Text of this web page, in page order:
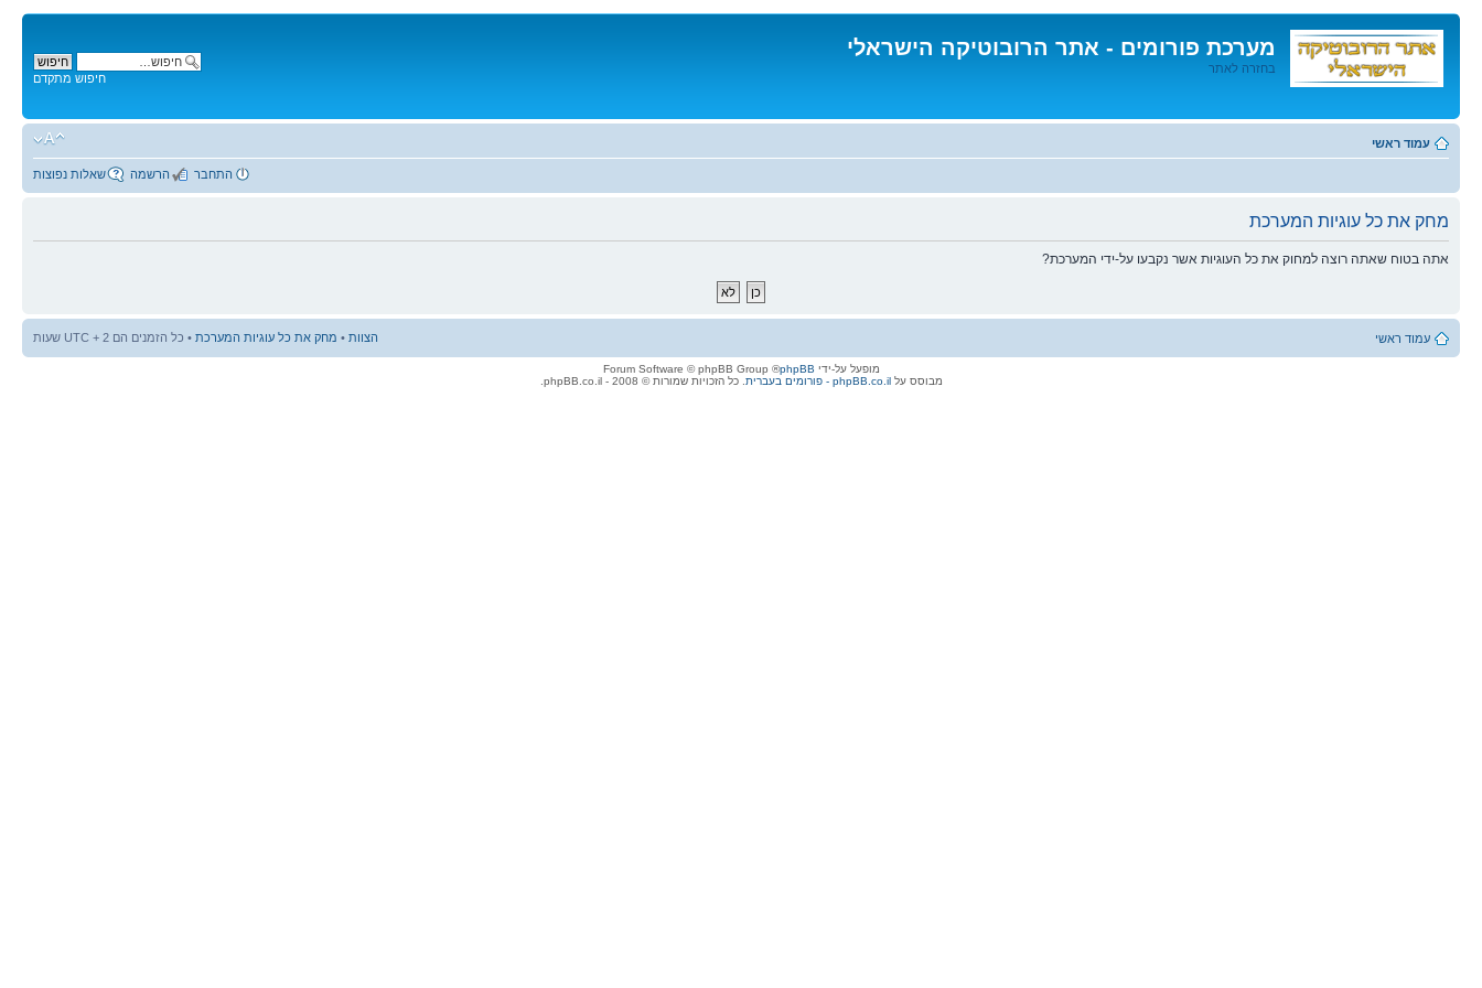
מערכת פורומים - אתר הרובוטיקה הישראלי
בחזרה לאתר
לתוכן
חיפוש מתקדם
עמוד ראשי
שאלות נפוצות הרשמה התחבר
מחק את כל עוגיות המערכת
אתה בטוח שאתה רוצה למחוק את כל העוגיות אשר נקבעו על-ידי המערכת?
עמוד ראשי הצוות • מחק את כל עוגיות המערכת • כל הזמנים הם UTC + 2 שעות
מופעל על-ידי phpBB
® Forum Software © phpBB Group
מבוסס עלphpBB.co.il - פורומים בעברית . כל הזכויות שמורות © 2008 - phpBB.co.il.